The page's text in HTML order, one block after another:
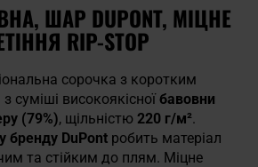
ШАР DUPONT, МІЦНЕ
RIP-STOP
сорочка з коротким
суміші високоякісноїбавовни
(79%), щільністю 220 г/м².
бренду DuPont робить матеріал
та стійким до плям. Міцне